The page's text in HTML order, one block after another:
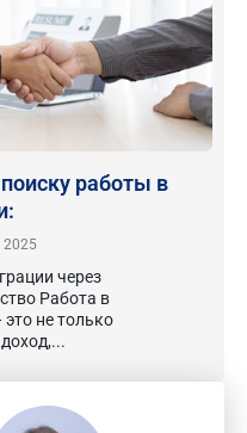
работы в
2025
через
Работа в
не только